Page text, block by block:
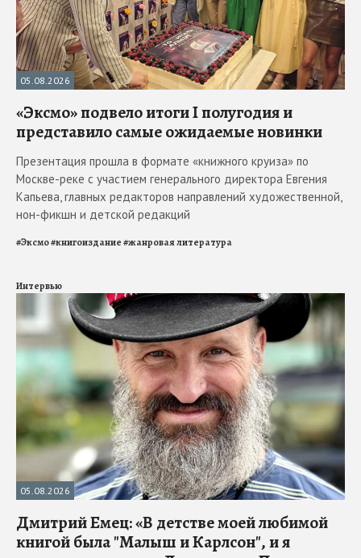
05.08.2026
«Эксмо» подвело итоги I полугодия и
представило самые ожидаемые новинки
Презентация прошла в формате «книжного круиза» по
Москве-реке с участием генерального директора Евгения
Капьева, главных редакторов направлений художественной,
нон-фикшн и детской редакций
#Эксмо#книгоиздание#жанровая литература
Интервью
05.08.2026
Дмитрий Емец: «В детстве моей любимой
книгой была "Малыш и Карлсон", и я